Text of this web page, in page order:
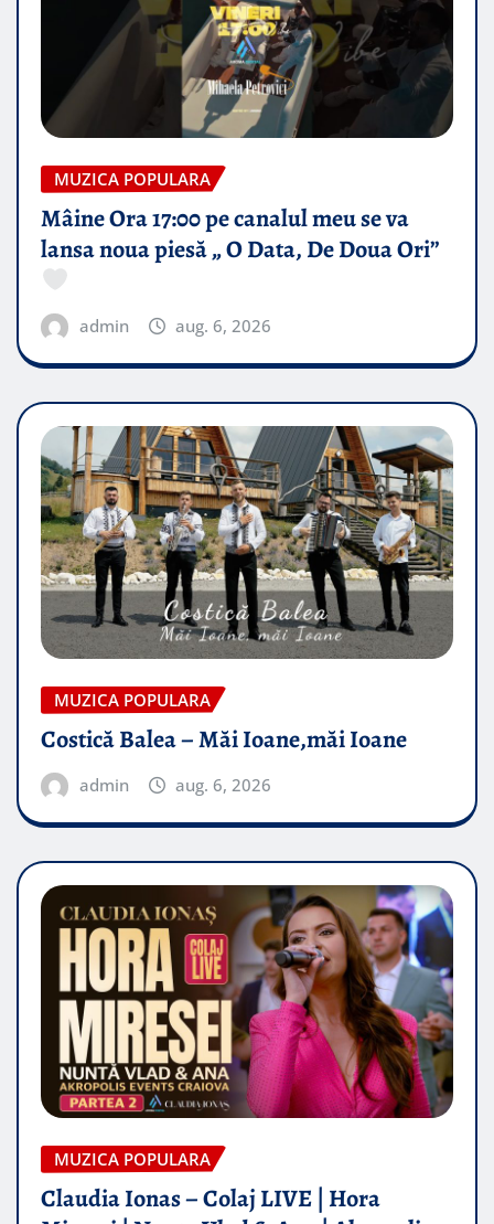
MUZICA POPULARA
Mâine Ora 17:00 pe canalul meu se va
lansa noua piesă „ O Data, De Doua Ori”
admin aug. 6, 2026
MUZICA POPULARA
Costică Balea – Măi Ioane,măi Ioane
admin aug. 6, 2026
MUZICA POPULARA
Claudia Ionas – Colaj LIVE | Hora